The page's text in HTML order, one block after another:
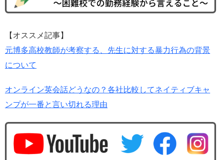
【オススメ記事】
元博多高校教師が考察する、先生に対する暴力行為の背景
について
オンライン英会話どうなの？各社比較してネイティブキャ
ンプが一番と言い切れる理由